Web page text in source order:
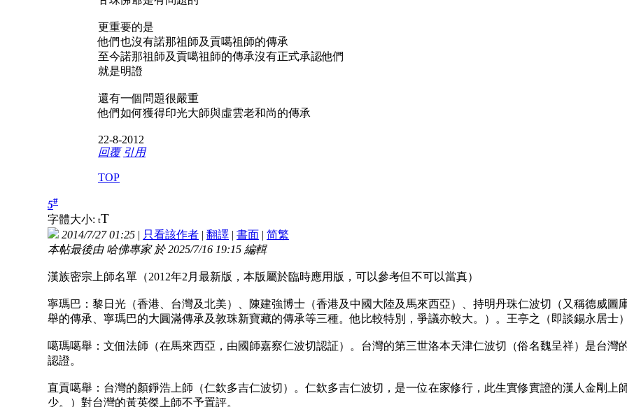
更重要的是
他們也沒有諾那祖師及貢噶祖師的傳承
至今諾那祖師及貢噶祖師的傳承沒有正式承認他們
就是明證
還有一個問題很嚴重
他們如何獲得印光大師與虛雲老和尚的傳承
22-8-2012
回覆 引用
TOP
5#
字體大小: tT
2014/7/27 01:25 | 只看該作者 | 翻譯 | 書面 | 简繁
本帖最後由 哈佛專家 於 2025/7/16 19:15 編輯
漢族密宗上師名單（2012年2月最新版，本版屬於臨時應用版，可以參考但不可以當真）
寧瑪巴：黎日光（香港、台灣及北美）、陳建強博士（香港及中國大陸及馬來西亞）、持明丹珠仁波切（又稱德威
舉的傳承、寧瑪巴的大圓滿傳承及敦珠新寶藏的傳承等三種。他比較特別，爭議亦較大。）。王亭之（即談錫永居士
噶瑪噶舉：文佃法師（在馬來西亞，由國師嘉察仁波切認証）。台灣的第三世洛本天津仁波切（俗名魏呈祥）是台
認證。
直貢噶舉：台灣的顏錚浩上師（仁欽多吉仁波切）。仁欽多吉仁波切，是一位在家修行，此生實修實證的漢人金剛
少。）對台灣的黃英傑上師不予置評。